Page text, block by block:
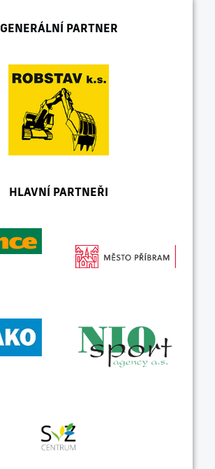
GENERÁLNÍ PARTNER
HLAVNÍ PARTNEŘI